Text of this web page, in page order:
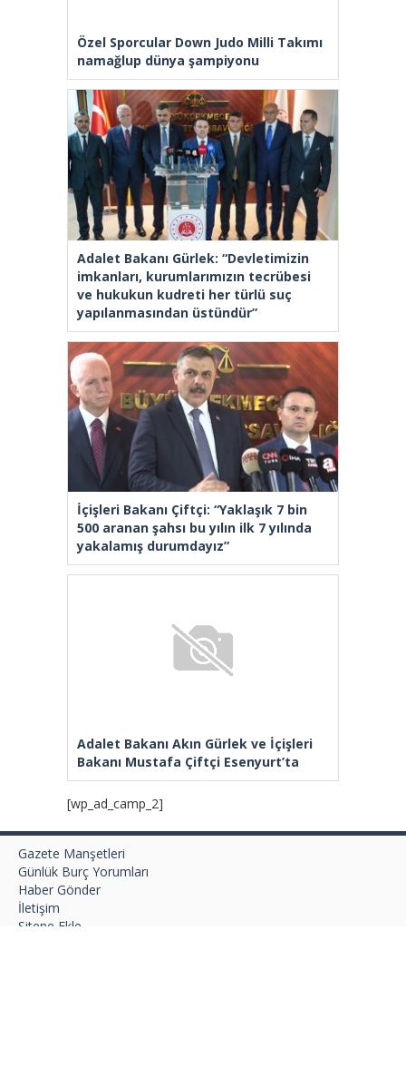
Özel Sporcular Down Judo Milli Takımı
namağlup dünya şampiyonu
Adalet Bakanı Gürlek: “Devletimizin
imkanları, kurumlarımızın tecrübesi
ve hukukun kudreti her türlü suç
yapılanmasından üstündür”
İçişleri Bakanı Çiftçi: “Yaklaşık 7 bin
500 aranan şahsı bu yılın ilk 7 yılında
yakalamış durumdayız”
Adalet Bakanı Akın Gürlek ve İçişleri
Bakanı Mustafa Çiftçi Esenyurt’ta
[wp_ad_camp_2]
Gazete Manşetleri
Günlük Burç Yorumları
Haber Gönder
İletişim
Sitene Ekle